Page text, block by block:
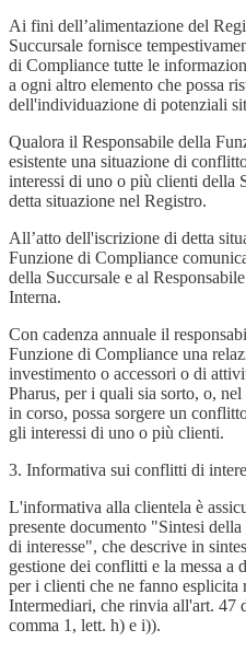
Ai fini dell’alimentazione del
Succursale fornisce
di Compliance tutte le
a ogni altro elemento che possa
dell'individuazione di potenziali
Qualora il Responsabile della
esistente una situazione di
interessi di uno o più clienti della
detta situazione nel Registro.
All’atto dell'iscrizione di detta
Funzione di Compliance
della Succursale e al
Interna.
Con cadenza annuale il
Funzione di Compliance una
investimento o accessori o di
Pharus, per i quali sia sorto, o,
in corso, possa sorgere un
gli interessi di uno o più clienti.
3. Informativa sui conflitti di
L'informativa alla clientela è
presente documento "Sintesi
di interesse", che descrive in
gestione dei conflitti e la messa a
per i clienti che ne fanno esplicita
Intermediari, che rinvia all'art. 47
comma 1, lett. h) e i)).